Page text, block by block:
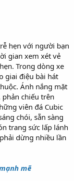
hẹn với người bạn
gian xem xét vẻ
Trong dòng xe
giai điệu bài hát
Ánh nắng mặt
chiếu trên
viên đá Cubic
chói, sẵn sàng
trang sức lấp lánh
dừng nhiều lần
mẽ